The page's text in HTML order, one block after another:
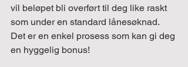
vil beløpet bli overført til deg like raskt
som under en standard lånesøknad.
Det er en enkel prosess som kan gi deg
en hyggelig bonus!